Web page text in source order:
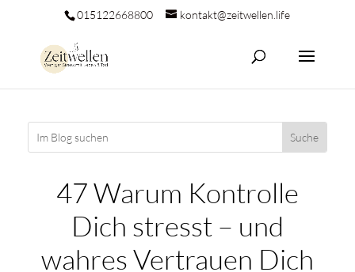
015122668800 kontakt@zeitwellen.life
47 Warum Kontrolle
Dich stresst – und
wahres Vertrauen Dich